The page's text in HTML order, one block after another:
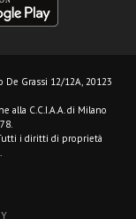
De Grassi 12/12A, 20123
alla C.C.I.A.A. di Milano
i diritti di proprietà